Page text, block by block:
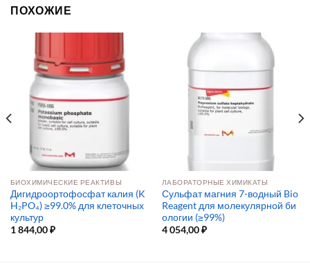
ПОХОЖИЕ
БИОХИМИЧЕСКИЕ РЕАКТИВЫ
Дигидроортофосфат калия (K
H₂PO₄) ≥99.0% для клеточных
культур
1 844,00₽
ЛАБОРАТОРНЫЕ ХИМИКАТЫ
Сульфат магния 7-водный Bio
Reagent для молекулярной би
ологии (≥99%)
4 054,00₽